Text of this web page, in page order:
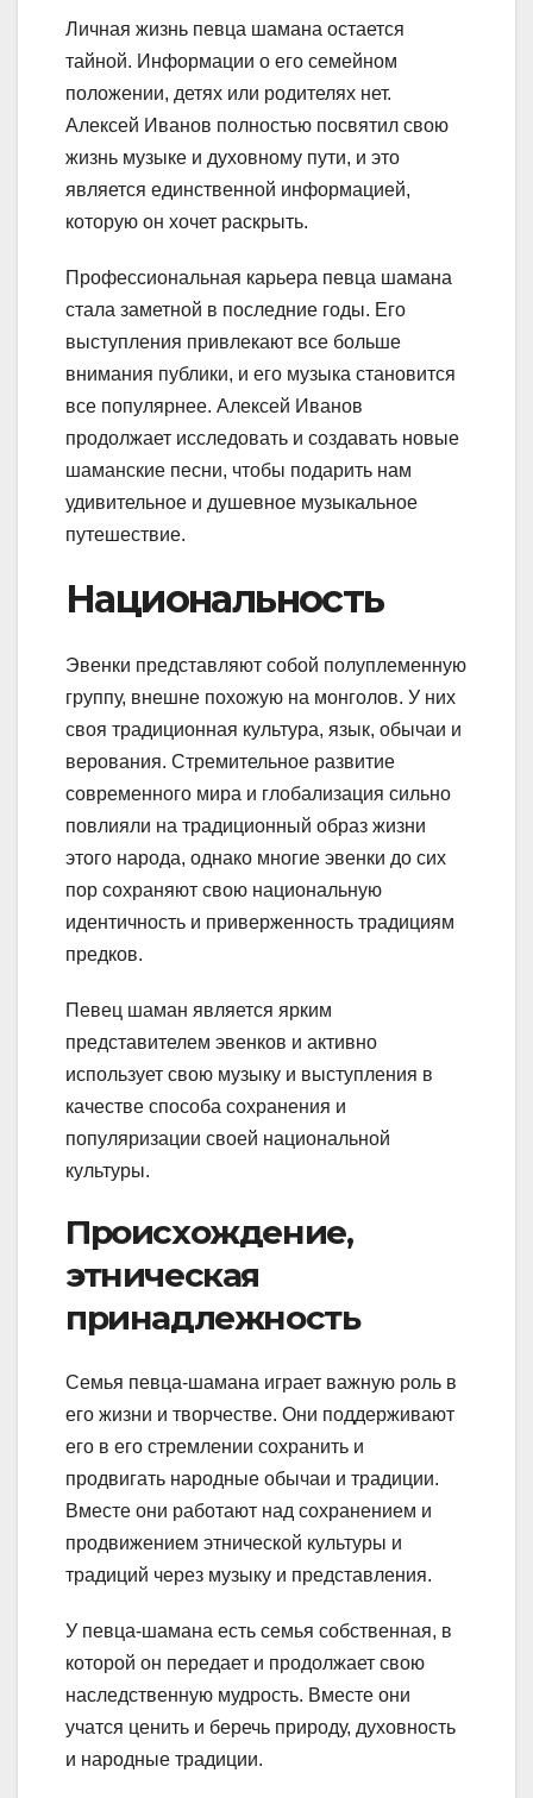
Личная жизнь певца шамана остается
тайной. Информации о его семейном
положении, детях или родителях нет.
Алексей Иванов полностью посвятил свою
жизнь музыке и духовному пути, и это
является единственной информацией,
которую он хочет раскрыть.
Профессиональная карьера певца шамана
стала заметной в последние годы. Его
выступления привлекают все больше
внимания публики, и его музыка становится
все популярнее. Алексей Иванов
продолжает исследовать и создавать новые
шаманские песни, чтобы подарить нам
удивительное и душевное музыкальное
путешествие.
Национальность
Эвенки представляют собой полуплеменную
группу, внешне похожую на монголов. У них
своя традиционная культура, язык, обычаи и
верования. Стремительное развитие
современного мира и глобализация сильно
повлияли на традиционный образ жизни
этого народа, однако многие эвенки до сих
пор сохраняют свою национальную
идентичность и приверженность традициям
предков.
Певец шаман является ярким
представителем эвенков и активно
использует свою музыку и выступления в
качестве способа сохранения и
популяризации своей национальной
культуры.
Происхождение,
этническая
принадлежность
Семья певца-шамана играет важную роль в
его жизни и творчестве. Они поддерживают
его в его стремлении сохранить и
продвигать народные обычаи и традиции.
Вместе они работают над сохранением и
продвижением этнической культуры и
традиций через музыку и представления.
У певца-шамана есть семья собственная, в
которой он передает и продолжает свою
наследственную мудрость. Вместе они
учатся ценить и беречь природу, духовность
и народные традиции.